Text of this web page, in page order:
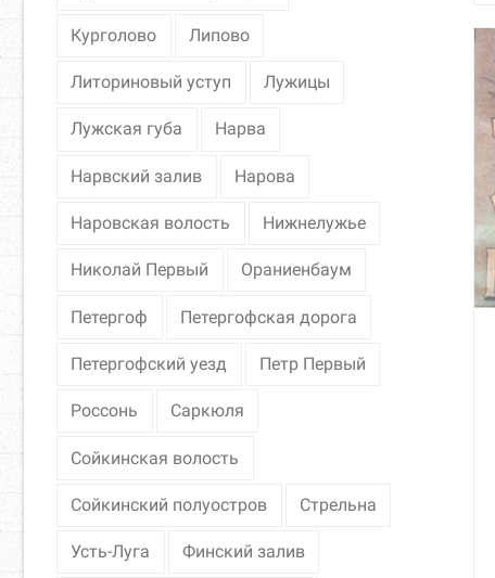
Курголово Липово
Литориновый уступ Лужицы
Лужская губа Нарва
Нарвский залив Нарова
Наровская волость Нижнелужье
Николай Первый Ораниенбаум
Петергоф Петергофская дорога
Петергофский уезд Петр Первый
Россонь Саркюля
Сойкинская волость
Сойкинский полуостров Стрельна
Усть-Луга Финский залив